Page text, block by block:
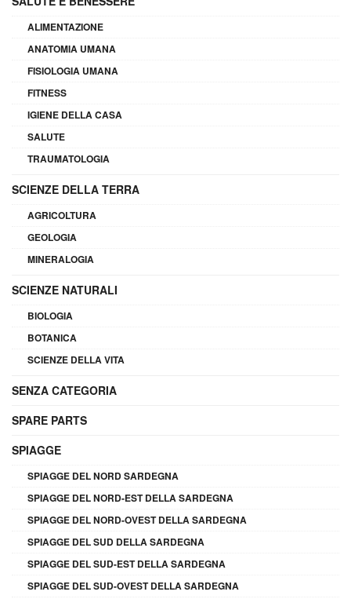
ALIMENTAZIONE
ANATOMIA UMANA
FISIOLOGIA UMANA
FITNESS
IGIENE DELLA CASA
SALUTE
TRAUMATOLOGIA
SCIENZE DELLA TERRA
AGRICOLTURA
GEOLOGIA
MINERALOGIA
SCIENZE NATURALI
BIOLOGIA
BOTANICA
SCIENZE DELLA VITA
SENZA CATEGORIA
SPARE PARTS
SPIAGGE
SPIAGGE DEL NORD SARDEGNA
SPIAGGE DEL NORD-EST DELLA SARDEGNA
SPIAGGE DEL NORD-OVEST DELLA SARDEGNA
SPIAGGE DEL SUD DELLA SARDEGNA
SPIAGGE DEL SUD-EST DELLA SARDEGNA
SPIAGGE DEL SUD-OVEST DELLA SARDEGNA